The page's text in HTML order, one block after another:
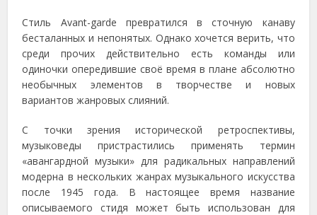
Стиль Avant-garde превратился в сточную канаву
бесталанных и непонятых. Однако хочется верить, что
среди прочих действительно есть команды или
одиночки опередившие своё время в плане абсолютно
необычных элементов в творчестве и новых
вариантов жанровых слияний.
С точки зрения исторической ретроспективы,
музыковеды пристрастились применять термин
«авангардной музыки» для радикальных направлений
модерна в нескольких жанрах музыкального искусства
после 1945 года. В настоящее время название
описываемого стидя может быть использован для